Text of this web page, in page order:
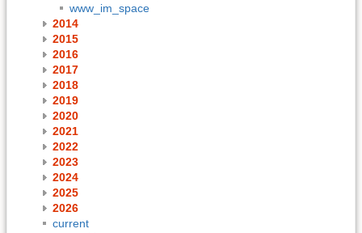
www_im_space
2014
2015
2016
2017
2018
2019
2020
2021
2022
2023
2024
2025
2026
current